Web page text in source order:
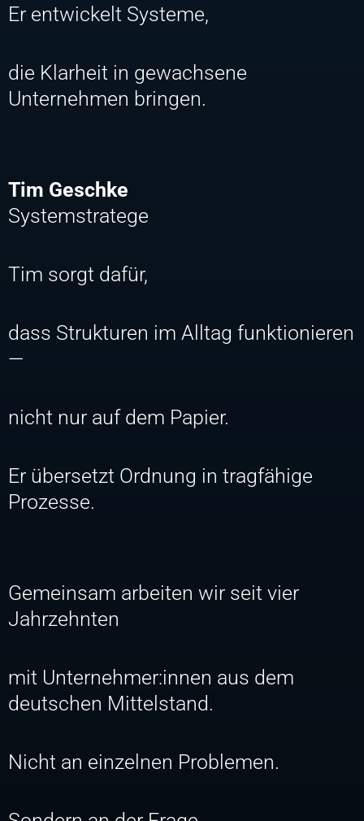
Er entwickelt Systeme,
die Klarheit in gewachsene
Unternehmen bringen.
Tim Geschke
Systemstratege
Tim sorgt dafür,
dass Strukturen im Alltag funktionieren
—
nicht nur auf dem Papier.
Er übersetzt Ordnung in tragfähige
Prozesse.
Gemeinsam arbeiten wir seit vier
Jahrzehnten
mit Unternehmer:innen aus dem
deutschen Mittelstand.
Nicht an einzelnen Problemen.